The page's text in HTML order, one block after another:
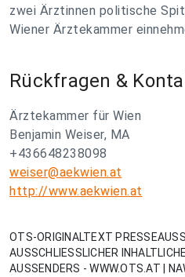
zwei Ärztinnen politische
Wiener Ärztekammer
Rückfragen &
Ärztekammer für Wien
Benjamin Weiser, MA
+436648238098
weiser@aekwien.at
http://www.aekwien.at
OTS-ORIGINALTEXT
AUSSCHLIESSLICHER
AUSSENDERS - WWW.OTS.AT |